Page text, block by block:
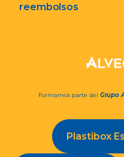
reembolsos
Formamos parte del Grupo
Plastibox